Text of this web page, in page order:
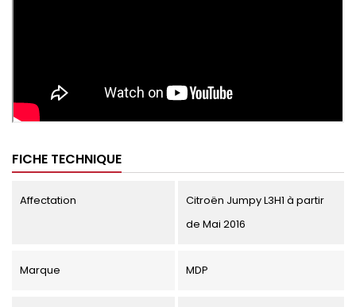
FICHE TECHNIQUE
Affectation
Citroën Jumpy L3H1 à partir
de Mai 2016
Marque MDP